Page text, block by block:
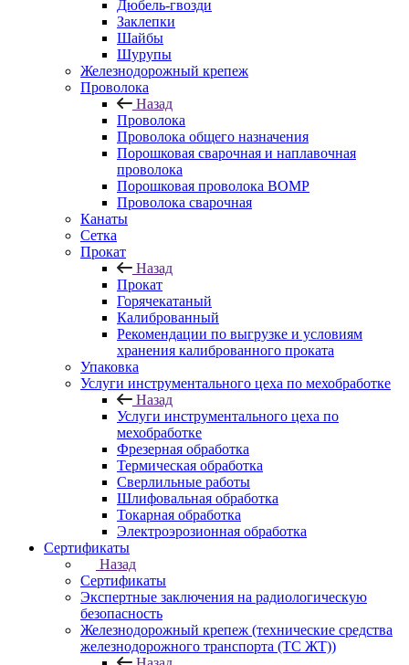
Дюбель-гвозди
Заклепки
Шайбы
Шурупы
Железнодорожный крепеж
Проволока
Назад
Проволока
Проволока общего назначения
Порошковая сварочная и наплавочная
проволока
Порошковая проволока ВОМР
Проволока сварочная
Канаты
Сетка
Прокат
Назад
Прокат
Горячекатаный
Калиброванный
Рекомендации по выгрузке и условиям
хранения калиброванного проката
Упаковка
Услуги инструментального цеха по мехобработке
Назад
Услуги инструментального цеха по
мехобработке
Фрезерная обработка
Термическая обработка
Сверлильные работы
Шлифовальная обработка
Токарная обработка
Электроэрозионная обработка
Сертификаты
Назад
Сертификаты
Экспертные заключения на радиологическую
безопасность
Железнодорожный крепеж (технические средства
железнодорожного транспорта (ТС ЖТ))